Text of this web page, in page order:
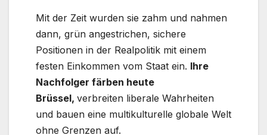
Mit der Zeit wurden sie zahm und nahmen
dann, grün angestrichen, sichere
Positionen in der Realpolitik mit einem
festen Einkommen vom Staat ein. Ihre
Nachfolger färben heute
Brüssel, verbreiten liberale Wahrheiten
und bauen eine multikulturelle globale Welt
ohne Grenzen auf.